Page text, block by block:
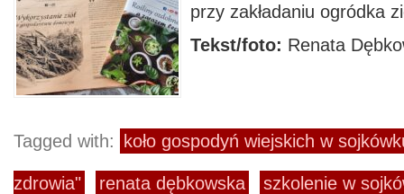
przy zakładaniu ogródka
Tekst/foto: Renata
Tagged with: koło gospodyń wiejskich w
zdrowia" renata dębkowska szkolenie w